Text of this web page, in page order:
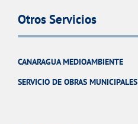
Otros Servicios
CANARAGUA MEDIOAMBIENTE
SERVICIO DE OBRAS MUNICIPALES